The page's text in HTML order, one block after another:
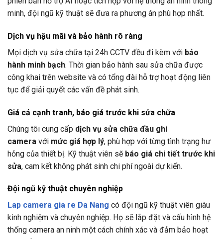
minh, đội ngũ kỹ thuật sẽ đưa ra phương án phù hợp nhất.
Dịch vụ hậu mãi và bảo hành rõ ràng
Mọi dịch vụ sửa chữa tại 24h CCTV đều đi kèm với bảo
hành minh bạch. Thời gian bảo hành sau sửa chữa được
công khai trên website và có tổng đài hỗ trợ hoạt động liên
tục để giải quyết các vấn đề phát sinh.
Giá cả cạnh tranh, báo giá trước khi sửa chữa
Chúng tôi cung cấp dịch vụ sửa chữa đầu ghi
camera với mức giá hợp lý, phù hợp với từng tình trạng hư
hỏng của thiết bị. Kỹ thuật viên sẽ báo giá chi tiết trước khi
sửa, cam kết không phát sinh chi phí ngoài dự kiến.
Đội ngũ kỹ thuật chuyên nghiệp
Lap camera gia re Da Nang có đội ngũ kỹ thuật viên giàu
kinh nghiệm và chuyên nghiệp. Họ sẽ lắp đặt và cấu hình hệ
thống camera an ninh một cách chính xác và đảm bảo hoạt